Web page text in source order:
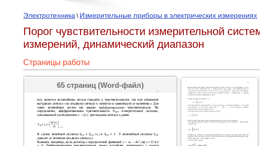
Электротехника \ Измерительные приборы в электрических измерениях
Порог чувствительности измерительной
измерений, динамический диапазон
Страницы работы
65 страниц (Word-файл)